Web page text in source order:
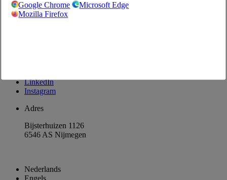
Google Chrome
Microsoft Edge
Mozilla Firefox
Contact
LinkedIn
Instagram
Adres
Bijsterhuizen 1126
6546 AS Nijmegen
Nederlands
Engels